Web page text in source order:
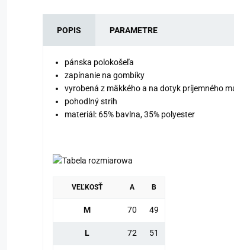
POPIS PARAMETRE
pánska polokošeľa
zapínanie na gombíky
vyrobená z mäkkého a na dotyk príjemného
pohodlný strih
materiál: 65% bavlna, 35% polyester
VEĽKOSŤ A B
M 70 49
L 72 51